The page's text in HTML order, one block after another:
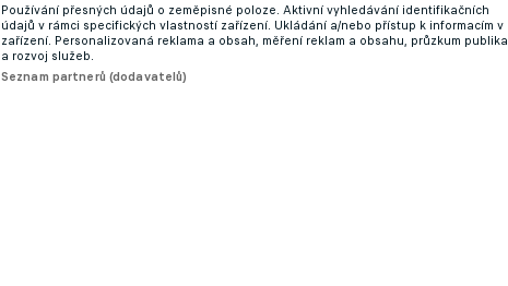
Používání přesných údajů o zeměpisné poloze. Aktivní vyhledávání identifikačních
údajů v rámci specifických vlastností zařízení. Ukládání a/nebo přístup k informacím v
zařízení. Personalizovaná reklama a obsah, měření reklam a obsahu, průzkum publika
a rozvoj služeb.
Seznam partnerů (dodavatelů)